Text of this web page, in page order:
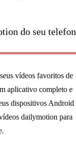
do seu
vídeos favoritos de
aplicativo completo e
dispositivos Android
dailymotion para